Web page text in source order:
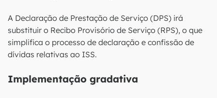
A Declaração de Prestação de Serviço (DPS) irá
substituir o Recibo Provisório de Serviço (RPS), o que
simplifica o processo de declaração e confissão de
dívidas relativas ao ISS​​.
Implementação gradativa